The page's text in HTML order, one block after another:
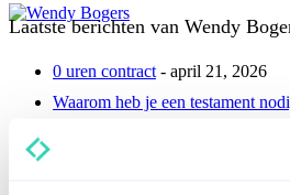
Laatste berichten van Wendy
0 uren contract - april 21, 2026
Waarom heb je een testament
Ben je bij het verstrekken van